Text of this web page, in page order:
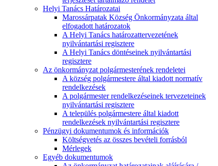
Helyi Tanács Határozatai
Marossárpatak Község Önkormányzata által
elfogadott határozatok
A Helyi Tanács határozattervezetének
nyilvántartási regisztere
A Helyi Tanács döntéseinek nyilvántartási
regisztere
Az önkormányzat polgármesterének rendeletei
A község polgármestere által kiadott normatív
rendelkezések
A polgármester rendelkezéseinek tervezeteinek
nyilvántartási regisztere
A település polgármestere által kiadott
rendelkezések nyilvántartási regisztere
Pénzügyi dokumentumok és információk
Költségvetés az összes bevételi forrásból
Mérlegek
Egyéb dokumentumok